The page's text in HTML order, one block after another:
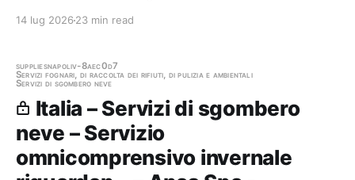
14 lug 2026 23 min read
suppliesnapoliv-8aec0d7
Servizi fognari, di raccolta dei rifiuti, di pulizia e ambientali
Servizi di sgombero neve
Italia – Servizi di sgombero
neve – Servizio
omnicomprensivo invernale